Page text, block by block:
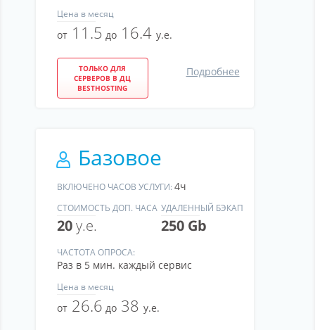
Цена в месяц
от11.5 до16.4 у.е.
ТОЛЬКО ДЛЯ
СЕРВЕРОВ В ДЦ
BESTHOSTING
Подробнее
Базовое
ВКЛЮЧЕНО ЧАСОВ УСЛУГИ: 4ч
СТОИМОСТЬ ДОП. ЧАСА
20у.е.
УДАЛЕННЫЙ БЭКАП
250 Gb
ЧАСТОТА ОПРОСА:
Раз в 5 мин. каждый сервис
Цена в месяц
от26.6 до38 у.е.